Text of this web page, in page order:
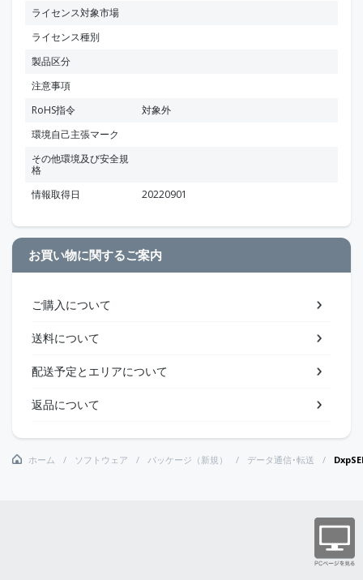
ライセンス対象市場
ライセンス種別
製品区分
注意事項
RoHS指令
対象外
環境自己主張マーク
その他環境及び安全規
格
情報取得日
20220901
お買い物に関するご案内
ご購入について
送料について
配送予定とエリアについて
返品について
ホーム ソフトウェア パッケージ（新規） データ通信･転送